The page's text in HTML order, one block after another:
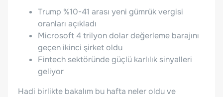
Trump %10-41 arası yeni gümrük vergisi
oranları açıkladı
Microsoft 4 trilyon dolar değerleme barajını
geçen ikinci şirket oldu
Fintech sektöründe güçlü karlılık sinyalleri
geliyor
Hadi birlikte bakalım bu hafta neler oldu ve